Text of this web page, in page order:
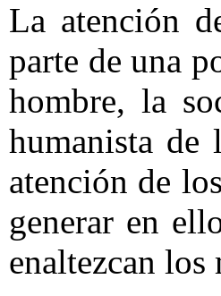
La atención
parte de una
hombre, la
humanista de
atención de
generar en
enaltezcan los